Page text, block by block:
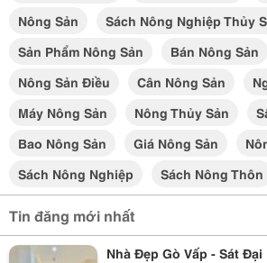
Nông Sản
Sách Nông Nghiệp Thủy
Sản Phẩm Nông Sản
Bán Nông Sản
Nông Sản Điều
Cân Nông Sản
Máy Nông Sản
Nông Thủy Sản
Bao Nông Sản
Giá Nông Sản
Sách Nông Nghiệp
Sách Nông Thôn
Tin đăng mới nhất
Nhà Đẹp Gò Vấp - Sát